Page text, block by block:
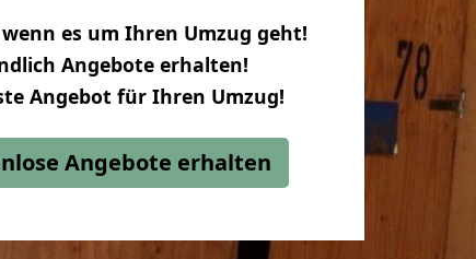
es um Ihren Umzug geht!
Angebote erhalten!
Angebot für Ihren Umzug!
Angebote erhalten